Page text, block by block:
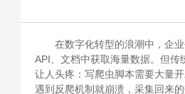
在数字化转型的浪潮中，企业
API、文档中获取海量数据。但传
让人头疼：写爬虫脚本需要大量
遇到反爬机制就崩溃，采集回来的